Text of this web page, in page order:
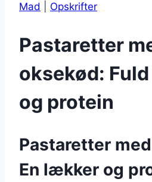
Mad Opskrifter
Pastaretter
oksekød:
og protein
Pastaretter
En lækker og